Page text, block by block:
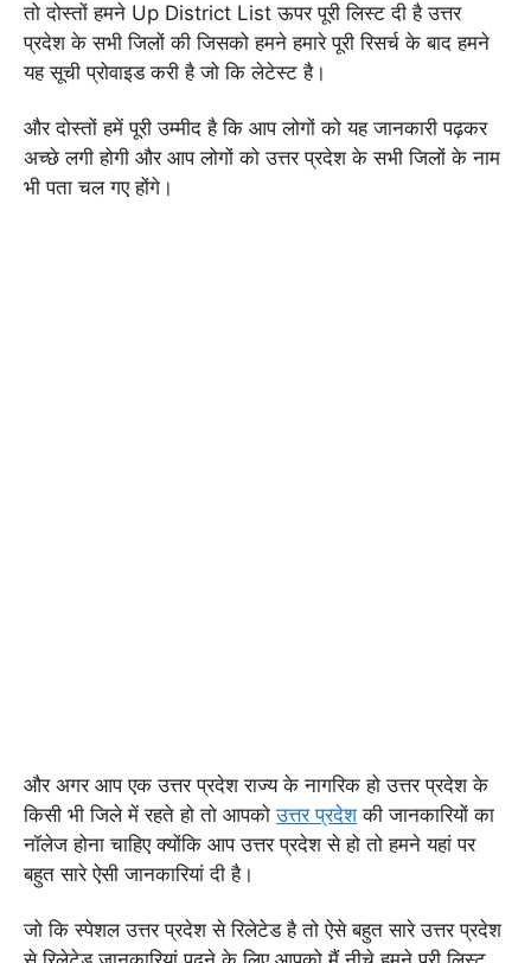
तो दोस्तों हमने Up District List ऊपर पूरी लिस्ट दी है उत्तर
प्रदेश के सभी जिलों की जिसको हमने हमारे पूरी रिसर्च के बाद हमने
यह सूची प्रोवाइड करी है जो कि लेटेस्ट है।
और दोस्तों हमें पूरी उम्मीद है कि आप लोगों को यह जानकारी पढ़कर
अच्छे लगी होगी और आप लोगों को उत्तर प्रदेश के सभी जिलों के नाम
भी पता चल गए होंगे।
और अगर आप एक उत्तर प्रदेश राज्य के नागरिक हो उत्तर प्रदेश के
किसी भी जिले में रहते हो तो आपकोउत्तर प्रदेशकी जानकारियों का
नॉलेज होना चाहिए क्योंकि आप उत्तर प्रदेश से हो तो हमने यहां पर
बहुत सारे ऐसी जानकारियां दी है।
जो कि स्पेशल उत्तर प्रदेश से रिलेटेड है तो ऐसे बहुत सारे उत्तर प्रदेश